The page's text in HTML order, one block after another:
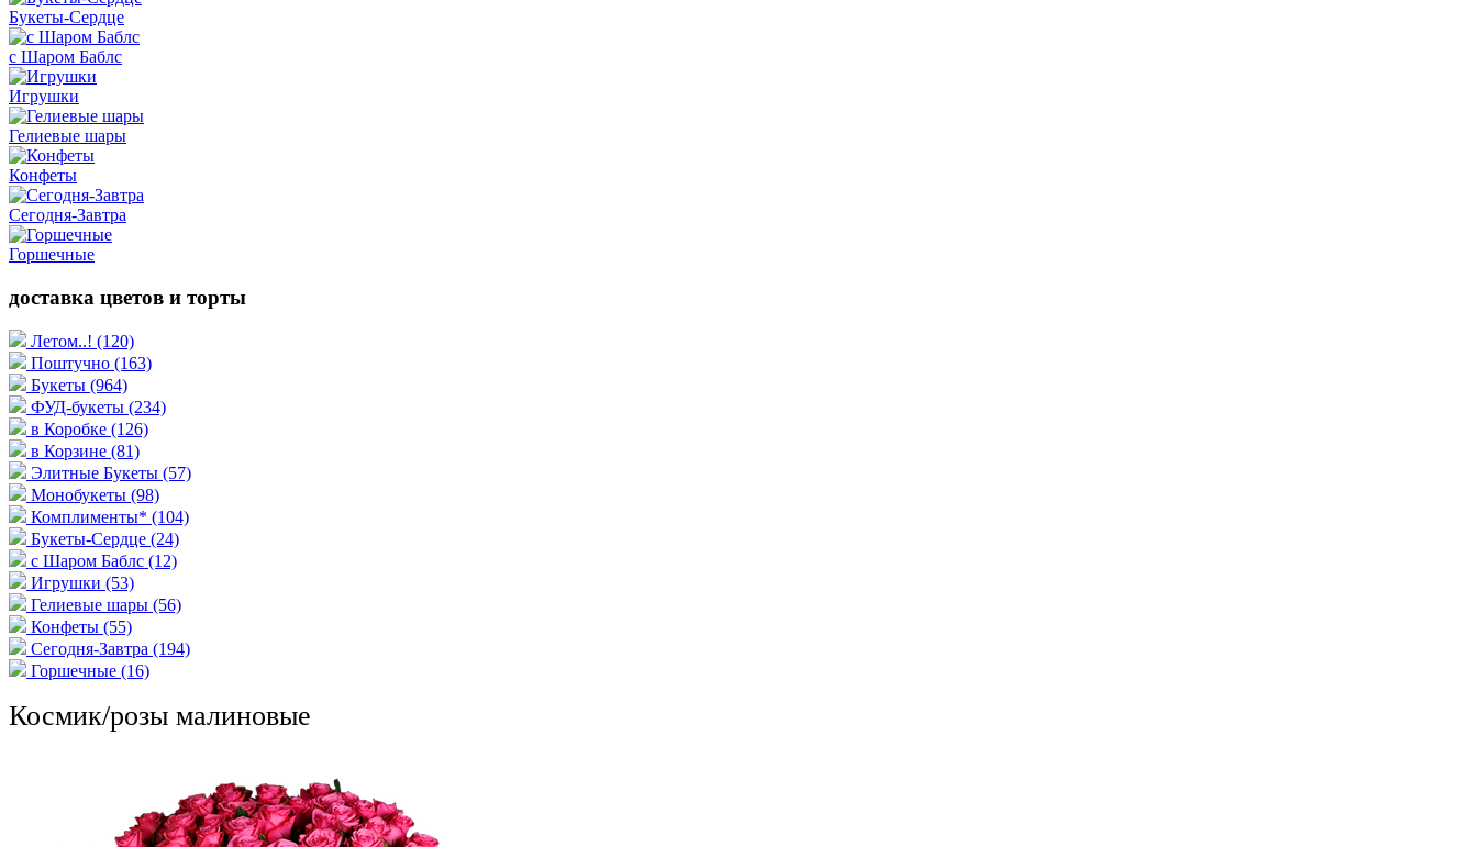
Букеты-Сердце
с Шаром Баблс
Игрушки
Гелиевые шары
Конфеты
Сегодня-Завтра
Горшечные
доставка цветов и торты
Летом..! (120)
Поштучно (163)
Букеты (964)
ФУД-букеты (234)
в Коробке (126)
в Корзине (81)
Элитные Букеты (57)
Монобукеты (98)
Комплименты* (104)
Букеты-Сердце (24)
с Шаром Баблс (12)
Игрушки (53)
Гелиевые шары (56)
Конфеты (55)
Сегодня-Завтра (194)
Горшечные (16)
Космик/розы малиновые